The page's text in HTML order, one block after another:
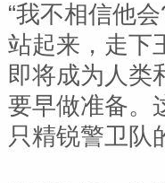
“我不相信他
站起来，走下
即将成为人类
要早做准备。
只精锐警卫队